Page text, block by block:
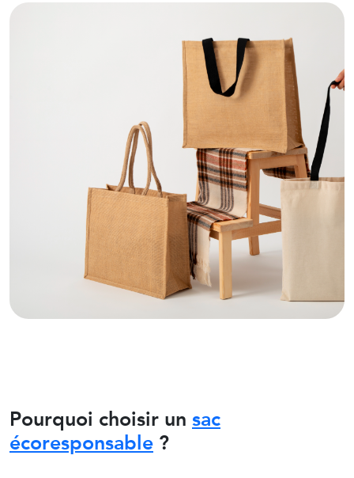
Pourquoi choisir unsac
écoresponsable?